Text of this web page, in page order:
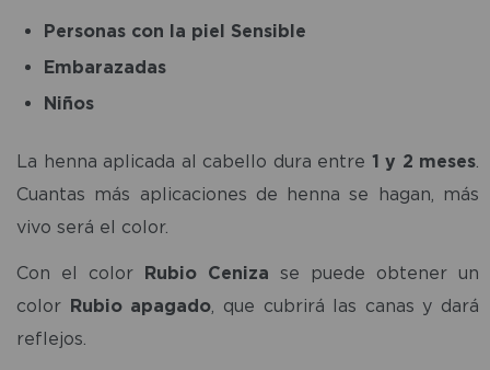
Personas con la piel Sensible
Embarazadas
Niños
La henna aplicada al cabello dura entre 1 y 2 meses
Cuantas más aplicaciones de henna se hagan, más
vivo será el color.
Con el color Rubio Ceniza se puede obtener un
color Rubio apagado , que cubrirá las canas y dará
reflejos.